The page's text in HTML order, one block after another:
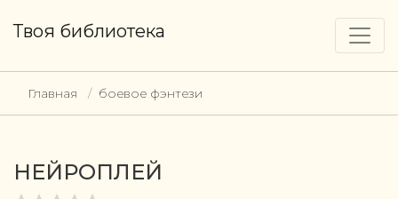
Твоя библиотека
Главная боевое фэнтези
НЕЙРОПЛЕЙ